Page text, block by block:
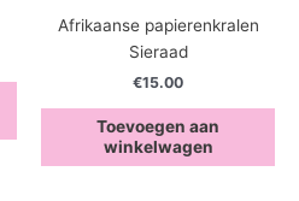
Afrikaanse papierenkralen
Sieraad
€15.00
Toevoegen aan
winkelwagen